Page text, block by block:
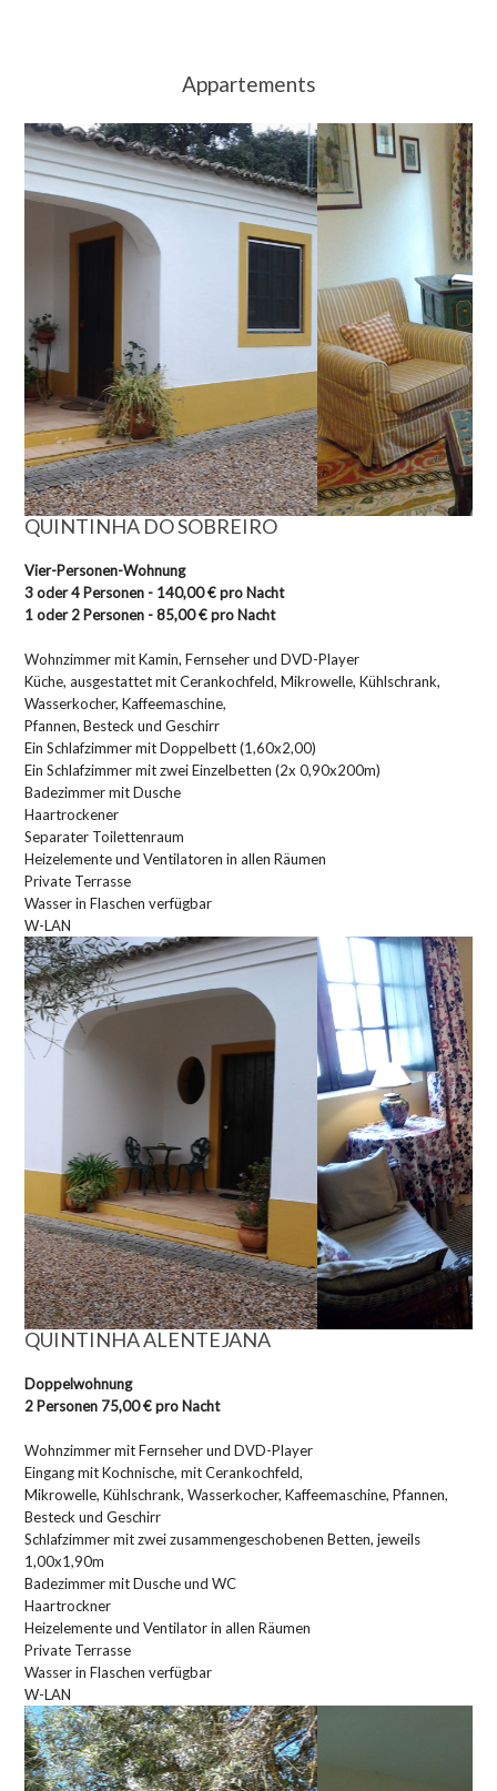
Appartements
QUINTINHA DO SOBREIRO
Vier-Personen-Wohnung
3 oder 4 Personen - 140,00 € pro Nacht
1 oder 2 Personen - 85,00 € pro Nacht
Wohnzimmer mit Kamin, Fernseher und DVD-Player
Küche, ausgestattet mit Cerankochfeld, Mikrowelle, Kühlschrank,
Wasserkocher, Kaffeemaschine,
Pfannen, Besteck und Geschirr
Ein Schlafzimmer mit Doppelbett (1,60x2,00)
Ein Schlafzimmer mit zwei Einzelbetten (2x 0,90x200m)
Badezimmer mit Dusche
Haartrockener
Separater Toilettenraum
Heizelemente und Ventilatoren in allen Räumen
Private Terrasse
Wasser in Flaschen verfügbar
W-LAN
QUINTINHA ALENTEJANA
Doppelwohnung
2 Personen 75,00 € pro Nacht
Wohnzimmer mit Fernseher und DVD-Player
Eingang mit Kochnische, mit Cerankochfeld,
Mikrowelle, Kühlschrank, Wasserkocher, Kaffeemaschine, Pfannen,
Besteck und Geschirr
Schlafzimmer mit zwei zusammengeschobenen Betten, jeweils
1,00x1,90m
Badezimmer mit Dusche und WC
Haartrockner
Heizelemente und Ventilator in allen Räumen
Private Terrasse
Wasser in Flaschen verfügbar
W-LAN